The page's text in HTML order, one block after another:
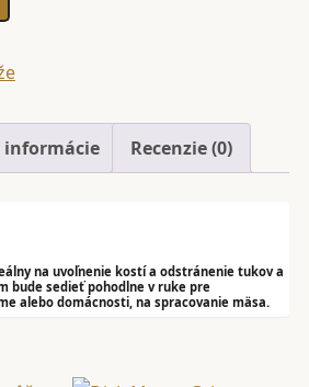
informácie Recenzie (0)
na uvoľnenie kostí a odstránenie tukov a
bude sedieť pohodlne v ruke pre
alebo domácnosti, na spracovanie mäsa.